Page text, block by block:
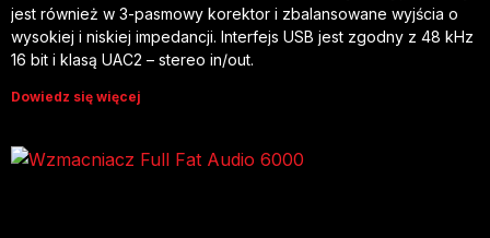
jest również w 3-pasmowy korektor i zbalansowane wyjścia o
wysokiej i niskiej impedancji. Interfejs USB jest zgodny z 48 kHz
16 bit i klasą UAC2 – stereo in/out.
Dowiedz się więcej